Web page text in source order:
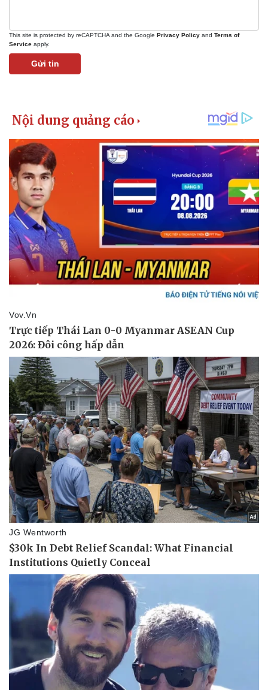
Kinh tế
Bất động sản
Khởi nghiệp
Thị trường
Giá vàng
Tiêu dùng
Tỷ giá
Chứng khoán
Giá cà phê
This site is protected by reCAPTCHA and the Google Privacy Policy and Terms of
Service apply.
Gửi tin